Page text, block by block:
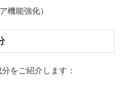
機能強化）
をご紹介します：